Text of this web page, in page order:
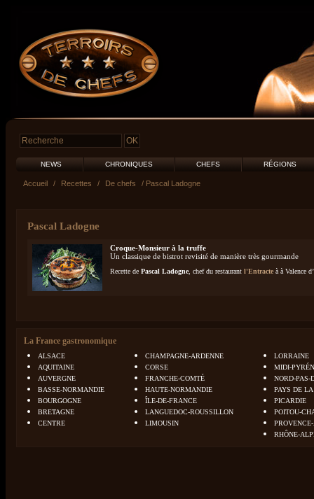
NEWS CHRONIQUES CHEFS RÉGIONS
Accueil / Recettes / De chefs / Pascal Ladogne
Pascal Ladogne
Croque-Monsieur à la truffe
Un classique de bistrot revisité de manière très gourmande
Recette de Pascal Ladogne, chef du restaurant l'Entracte à à Valence
La France gastronomique
ALSACE
AQUITAINE
AUVERGNE
BASSE-NORMANDIE
BOURGOGNE
BRETAGNE
CENTRE
CHAMPAGNE-ARDENNE
CORSE
FRANCHE-COMTÉ
HAUTE-NORMANDIE
ÎLE-DE-FRANCE
LANGUEDOC-ROUSSILLON
LIMOUSIN
LORRAINE
MIDI-
NORD-PAS-
PAYS DE
PICARDIE
POITOU-
RHÔNE-